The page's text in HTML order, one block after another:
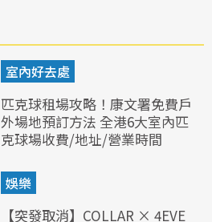
室內好去處
匹克球租場攻略！康文署免費戶
外場地預訂方法 全港6大室內匹
克球場收費/地址/營業時間
娛樂
【突發取消】COLLAR × 4EVE